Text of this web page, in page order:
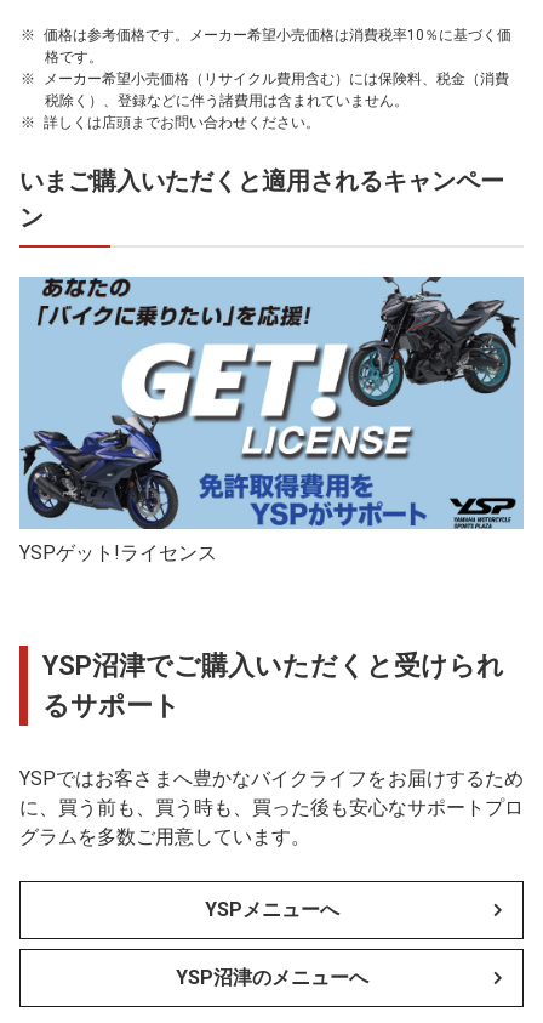
価格は参考価格です。メーカー希望小売価格は消費税率10％に基づく価
格です。
メーカー希望小売価格（リサイクル費用含む）には保険料、税金（消費
税除く）、登録などに伴う諸費用は含まれていません。
詳しくは店頭までお問い合わせください。
いまご購入いただくと適用されるキャンペー
ン
YSPゲット!ライセンス
YSP沼津でご購入いただくと受けられ
るサポート
YSPではお客さまへ豊かなバイクライフをお届けするため
に、買う前も、買う時も、買った後も安心なサポートプロ
グラムを多数ご用意しています。
YSPメニューへ
YSP沼津のメニューへ